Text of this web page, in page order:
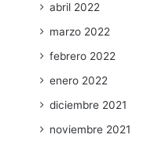
abril 2022
marzo 2022
febrero 2022
enero 2022
diciembre 2021
noviembre 2021